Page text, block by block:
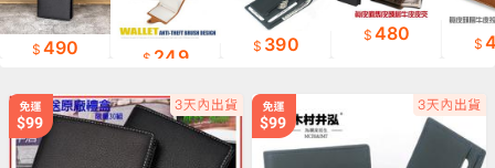
490 249
390 480